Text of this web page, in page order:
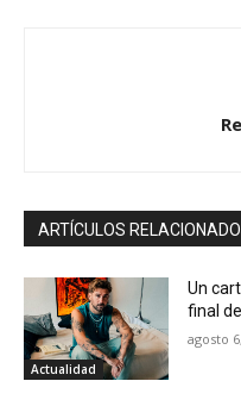
ARTÍCULOS
Actualidad
Un
final
agosto